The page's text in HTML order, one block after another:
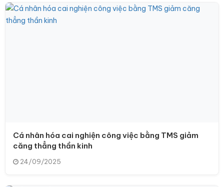
Cá nhân hóa cai nghiện công việc bằng TMS giảm
căng thẳng thần kinh
24/09/2025